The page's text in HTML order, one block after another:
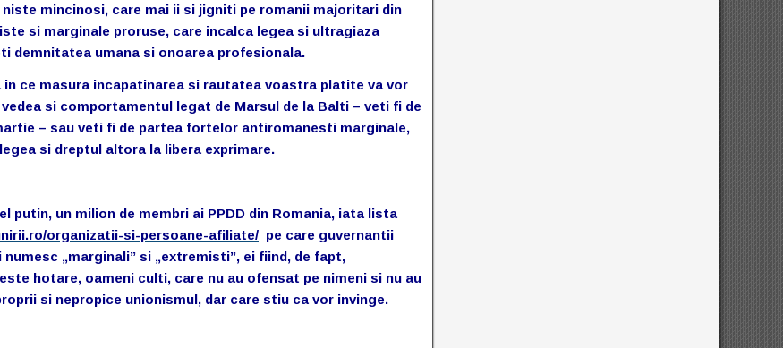
mincinosi, care mai ii si jigniti pe romanii majoritari din
si marginale proruse, care incalca legea si ultragiaza
demnitatea umana si onoarea profesionala.
ce masura incapatinarea si rautatea voastra platite va vor
si comportamentul legat de Marsul de la Balti – veti fi de
– sau veti fi de partea fortelor antiromanesti marginale,
si dreptul altora la libera exprimare.
putin, un milion de membri ai PPDD din Romania, iata lista
organizatii-si-persoane-afiliate/ pe care guvernantii
„marginali” si „extremisti”, ei fiind, de fapt,
hotare, oameni culti, care nu au ofensat pe nimeni si nu au
si nepropice unionismul, dar care stiu ca vor invinge.